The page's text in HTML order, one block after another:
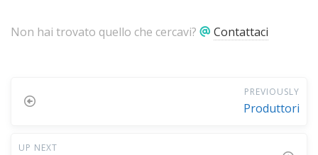
Non hai trovato quello che cercavi? Contattaci
PREVIOUSLY
Produttori
UP NEXT